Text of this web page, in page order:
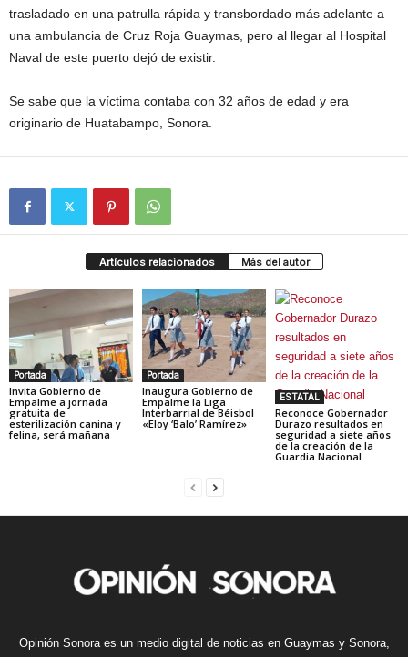
trasladado en una patrulla rápida y transbordado más adelante a
una ambulancia de Cruz Roja Guaymas, pero al llegar al Hospital
Naval de este puerto dejó de existir.
Se sabe que la víctima contaba con 32 años de edad y era
originario de Huatabampo, Sonora.
Artículos relacionados Más del autor
Portada
Invita Gobierno de
Empalme a jornada
gratuita de
esterilización canina y
felina, será mañana
Portada
Inaugura Gobierno de
Empalme la Liga
Interbarrial de Béisbol
«Eloy ‘Balo’ Ramírez»
ESTATAL
Reconoce Gobernador
Durazo resultados en
seguridad a siete años
de la creación de la
Guardia Nacional
Opinión Sonora es un medio digital de noticias en Guaymas y Sonora,